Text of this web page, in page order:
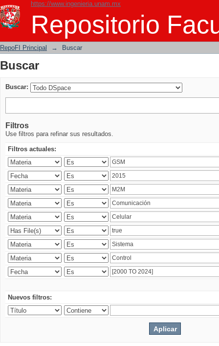
https://www.ingenieria.unam.mx
Repositorio
Buscar
RepoFI Principal → Buscar
Buscar
Buscar:
Filtros
Use filtros para refinar sus resultados.
Filtros actuales:
Nuevos filtros: